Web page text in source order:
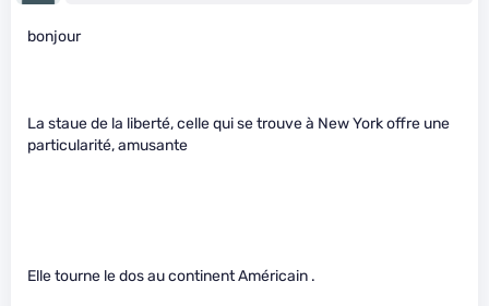
bonjour
La staue de la liberté, celle qui se trouve à New York offre une
particularité, amusante
Elle tourne le dos au continent Américain .